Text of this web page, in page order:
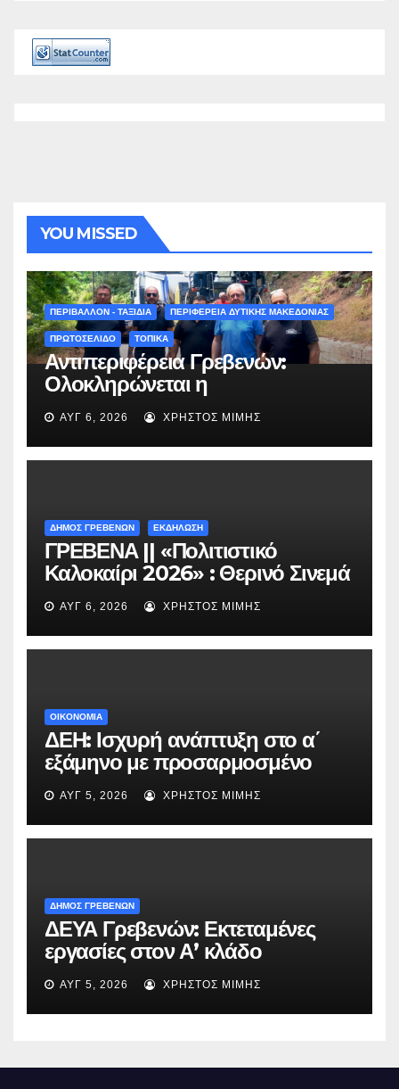
YOU MISSED
ΠΕΡΙΒΑΛΛΟΝ - ΤΑΞΙΔΙΑ ΠΕΡΙΦΕΡΕΙΑ ΔΥΤΙΚΗΣ ΜΑΚΕΔΟΝΙΑΣ
ΠΡΩΤΟΣΕΛΙΔΟ ΤΟΠΙΚΑ
Αντιπεριφέρεια Γρεβενών:
Ολοκληρώνεται η
ασφαλτόστρωση της οδού
Περιβόλι – Αβδέλλα
ΑΥΓ 6, 2026 ΧΡΉΣΤΟΣ ΜΊΜΗΣ
ΔΗΜΟΣ ΓΡΕΒΕΝΩΝ ΕΚΔΗΛΩΣΗ
ΓΡΕΒΕΝΑ || «Πολιτιστικό
Καλοκαίρι 2026» : Θερινό Σινεμά
με την βραβευμένη ταινία
«Μικρές Ανάσες».
ΑΥΓ 6, 2026 ΧΡΉΣΤΟΣ ΜΊΜΗΣ
ΟΙΚΟΝΟΜΙΑ
ΔΕΗ: Ισχυρή ανάπτυξη στο α΄
εξάμηνο με προσαρμοσμένο
EBITDA στα €1,2 δισ.
ΑΥΓ 5, 2026 ΧΡΉΣΤΟΣ ΜΊΜΗΣ
ΔΗΜΟΣ ΓΡΕΒΕΝΩΝ
ΔΕΥΑ Γρεβενών: Εκτεταμένες
εργασίες στον Α’ κλάδο
ύδρευσης – Ποιες περιοχές
επηρεάζονται την Πέμπτη
ΑΥΓ 5, 2026 ΧΡΉΣΤΟΣ ΜΊΜΗΣ